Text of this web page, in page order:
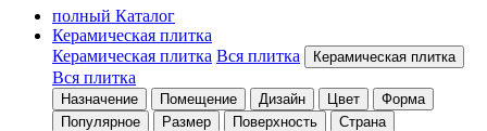
полный Каталог
Керамическая плитка
Керамическая плитка Вся плитка Керамическая плитка
Вся плитка
Назначение Помещение Дизайн Цвет
Форма
Популярное
Размер Поверхность Страна